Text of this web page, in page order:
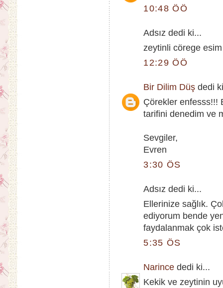
10:48 ÖÖ
Adsız dedi ki...
zeytinli cörege
12:29 ÖÖ
Bir Dilim Düş dedi
Çörekler enfesss!!!
tarifini denedim ve
Sevgiler,
Evren
3:30 ÖS
Adsız dedi ki...
Ellerinize sağlık.
ediyorum bende
faydalanmak çok
5:35 ÖS
Narince dedi ki...
Kekik ve zeytinin